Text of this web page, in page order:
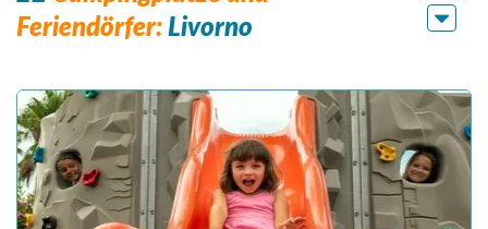
Feriendörfer: Livorno